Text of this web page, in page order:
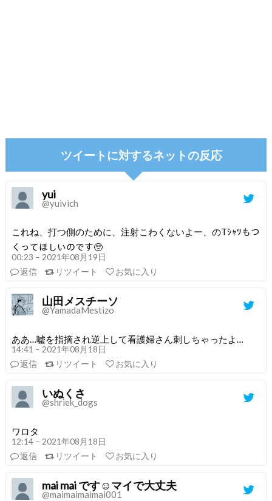
ツイートに対するネットの反応
yui
@yuivich
これね、打つ側のために、注射こわくないよー、のTｼｬﾂもつ
くってほしいのです🥺
00:23 – 2021年08月19日
返信
リツイート お気に入り
山田メスチーソ
@YamadaMestizo
ああ…嘘を指摘され逆上して看護婦さん刺しちゃったよ…
14:41 – 2021年08月18日
返信
リツイート お気に入り
いぬくさ
@shriek_dogs
ワロタ
12:14 – 2021年08月18日
返信
リツイート お気に入り
mai mai です☺マイで大丈夫
@maimaimaimai001